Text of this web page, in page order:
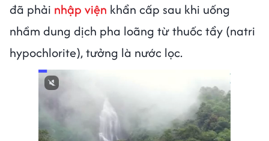
đã phải nhập viện khẩn cấp sau khi uống
nhầm dung dịch pha loãng từ thuốc tẩy (natri
hypochlorite), tưởng là nước lọc.